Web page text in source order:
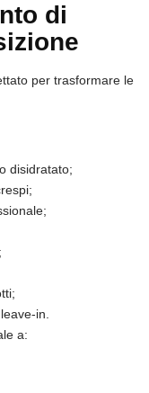
di
per trasformare le
disidratato;
in.
a: